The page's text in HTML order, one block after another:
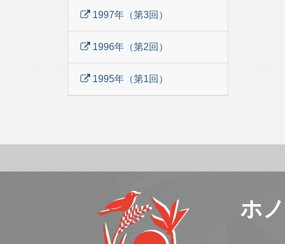
1997年（第3回）
1996年（第2回）
1995年（第1回）
ホ